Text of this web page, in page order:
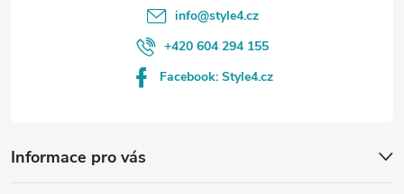
Informace pro vás
info@style4.cz
+420 604 294 155
Facebook: Style4.cz